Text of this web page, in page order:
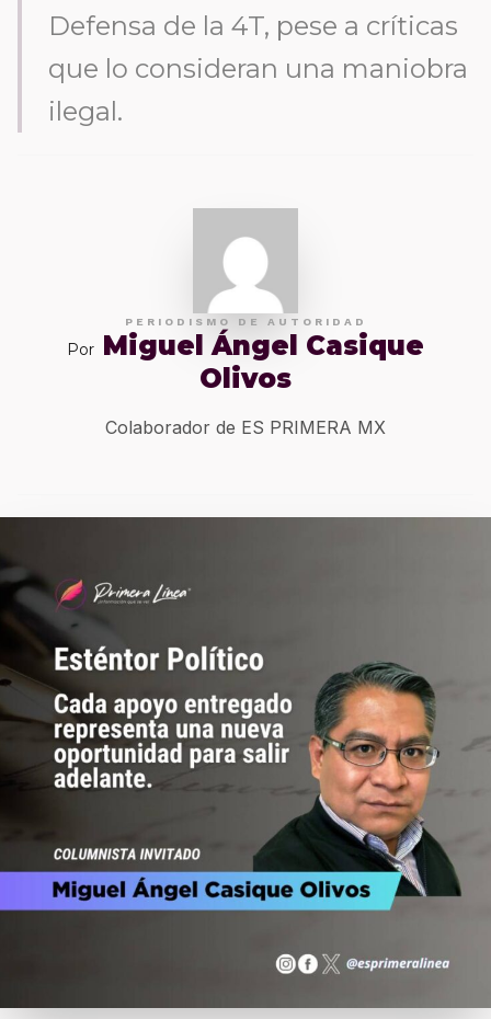
Defensa de la 4T, pese a críticas
que lo consideran una maniobra
ilegal.
PERIODISMO DE AUTORIDAD
Por Miguel Ángel Casique
Olivos
Colaborador de ES PRIMERA MX